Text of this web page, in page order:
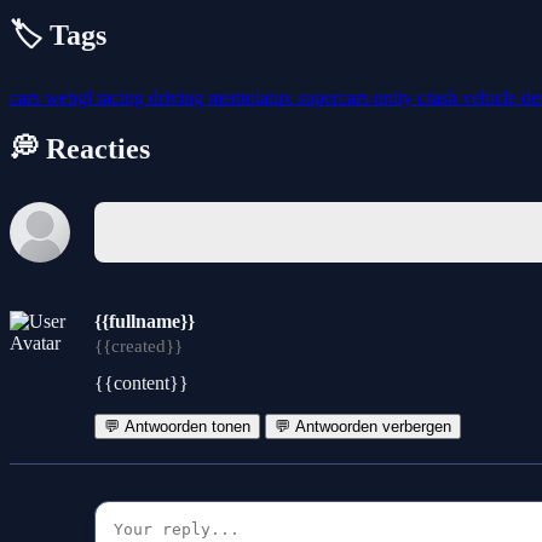
🏷️ Tags
cars webgl racing driving mentolatux supercars unity crash vehicle
💭 Reacties
{{fullname}}
{{created}}
{{content}}
💬 Antwoorden tonen 💬 Antwoorden verbergen